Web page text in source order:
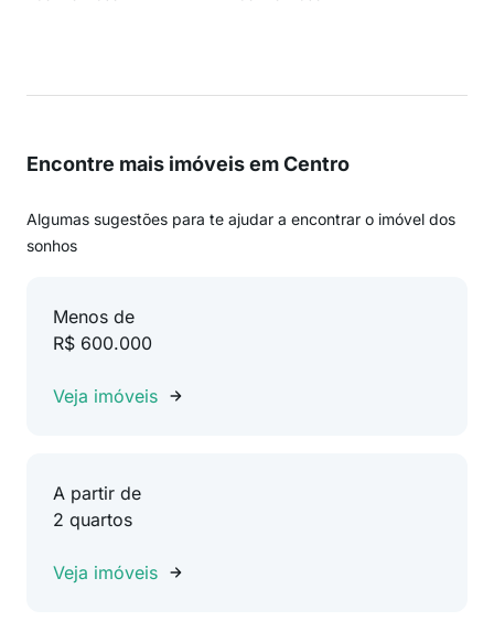
Encontre mais imóveis em Centro
Algumas sugestões para te ajudar a encontrar o imóvel dos
sonhos
Menos de
R$ 600.000
Veja imóveis
A partir de
2 quartos
Veja imóveis